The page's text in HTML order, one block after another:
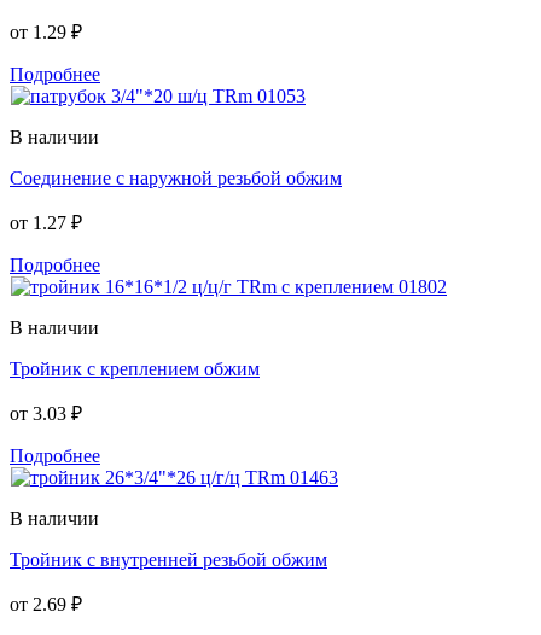
от 1.29 ₽
Подробнее
В наличии
Соединение с наружной резьбой обжим
от 1.27 ₽
Подробнее
В наличии
Тройник с креплением обжим
от 3.03 ₽
Подробнее
В наличии
Тройник с внутренней резьбой обжим
от 2.69 ₽